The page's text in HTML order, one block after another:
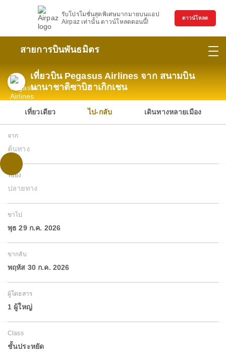
รับโปรโมชั่นสุดพิเศษมากมายบนแอป
Airpaz เท่านั้น ดาวน์โหลดตอนนี้!
ดาวน์โหลด
สายการบินพันธมิตร
เที่ยวบิน Pegasus Airlines จาก สนามบิน
นานาชาติซาบิฮาเกิกเชน
เที่ยวเดียว ไป-กลับ เดินทางหลายเมือง
จาก
ต้นทาง
ไปยัง
ปลายทาง
ขาไป
พุธ 29 ก.ค. 2026
ขากลับ
พฤหัส 30 ก.ค. 2026
ผู้โดยสาร
1 ผู้ใหญ่
Class
ชั้นประหยัด